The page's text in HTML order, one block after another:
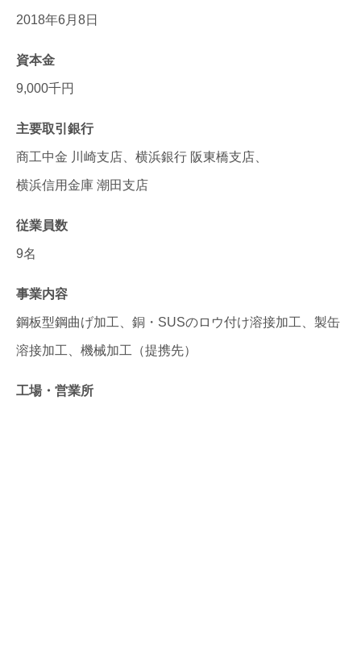
2018年6月8日
資本金
9,000千円
主要取引銀行
商工中金 川崎支店、 横浜銀行 阪東橋支店、
横浜信用金庫 潮田支店
従業員数
9名
事業内容
鋼板型鋼曲げ加工、銅・SUSのロウ付け溶接加工、製缶
溶接加工、機械加工（提携先）
工場・営業所